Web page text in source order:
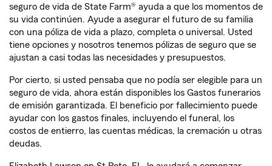
seguro de vida de State Farm® ayuda a que los momentos de
su vida continúen. Ayude a asegurar el futuro de su familia
con una póliza de vida a plazo, completa o universal. Usted
tiene opciones y nosotros tenemos pólizas de seguro que se
ajustan a casi todas las necesidades y presupuestos.
Por cierto, si usted pensaba que no podía ser elegible para un
seguro de vida, ahora están disponibles los Gastos funerarios
de emisión garantizada. El beneficio por fallecimiento puede
ayudar con los gastos finales, incluyendo el funeral, los
costos de entierro, las cuentas médicas, la cremación u otras
deudas.